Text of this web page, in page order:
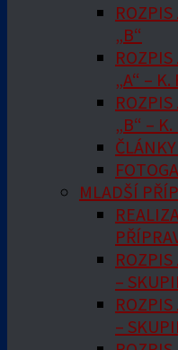
ROZPIS
„B“
ROZPIS
„A“ – K.
ROZPIS
„B“ –
MLADŠÍ
–
–